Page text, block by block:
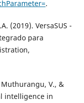
.
(2019). VersaSUS -
para
Muthurangu, V., &
intelligence in